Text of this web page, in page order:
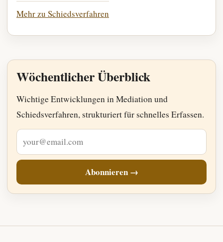
Mehr zu Schiedsverfahren
Wöchentlicher Überblick
Wichtige Entwicklungen in Mediation und
Schiedsverfahren, strukturiert für schnelles Erfassen.
E-Mail-Adresse
Abonnieren →